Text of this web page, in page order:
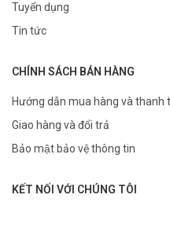
Tuyển dụng
Tin tức
CHÍNH SÁCH BÁN HÀNG
Hướng dẫn mua hàng và thanh
Giao hàng và đổi trả
Bảo mật bảo vệ thông tin
KẾT NỐI VỚI CHÚNG TÔI